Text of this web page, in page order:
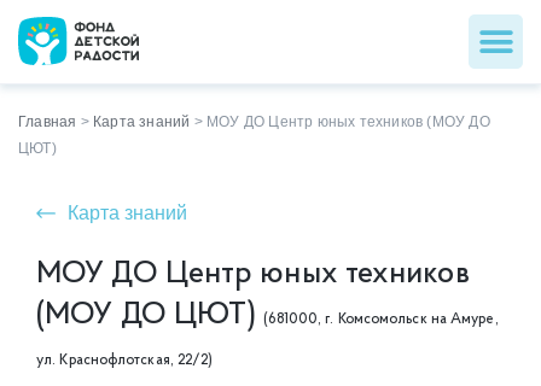
Главная > Карта знаний > МОУ ДО Центр юных техников (МОУ ДО
ЦЮТ)
Карта знаний
МОУ ДО Центр юных техников
(МОУ ДО ЦЮТ)(681000, г. Комсомольск на Амуре,
ул. Краснофлотская, 22/2)